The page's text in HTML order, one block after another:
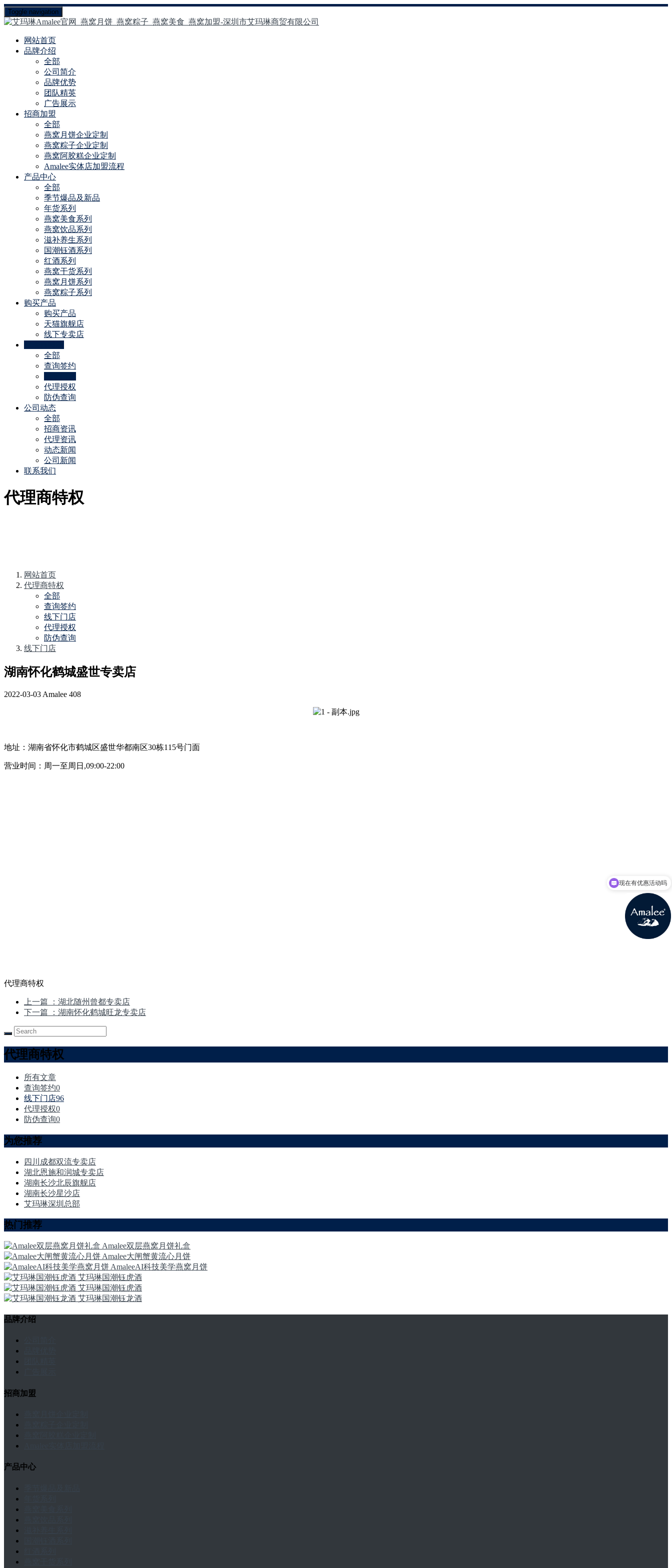
Toggle navigation
网站首页
品牌介绍
全部
公司简介
品牌优势
团队精英
广告展示
招商加盟
全部
燕窝月饼企业定制
燕窝粽子企业定制
燕窝阿胶糕企业定制
Amalee实体店加盟流程
产品中心
全部
季节爆品及新品
年货系列
燕窝美食系列
燕窝饮品系列
滋补养生系列
国潮钰酒系列
红酒系列
燕窝干货系列
燕窝月饼系列
燕窝粽子系列
购买产品
购买产品
天猫旗舰店
线下专卖店
全部
查询签约
代理授权
防伪查询
公司动态
全部
招商资讯
代理资讯
动态新闻
公司新闻
联系我们
代理商特权
网站首页
代理商特权
全部
查询签约
线下门店
代理授权
防伪查询
线下门店
湖南怀化鹤城盛世专卖店
2022-03-03 Amalee 408
地址：湖南省怀化市鹤城区盛世华都南区30栋115号门面
营业时间：周一至周日,09:00-22:00
代理商特权
上一篇
：湖北随州曾都专卖店
下一篇
：湖南怀化鹤城旺龙专卖店
代理商特权
所有文章
查询签约0
线下门店96
代理授权0
防伪查询0
为您推荐
四川成都双流专卖店
湖北恩施和润城专卖店
湖南长沙北辰旗舰店
湖南长沙星沙店
艾玛琳深圳总部
热门推荐
Amalee双层燕窝月饼礼盒
Amalee大闸蟹黄流心月饼
AmaleeAI科技美学燕窝月饼
艾玛琳国潮钰虎酒
艾玛琳国潮钰虎酒
艾玛琳国潮钰龙酒
品牌介绍
招商加盟
产品中心
可以介绍下你们的产品么？